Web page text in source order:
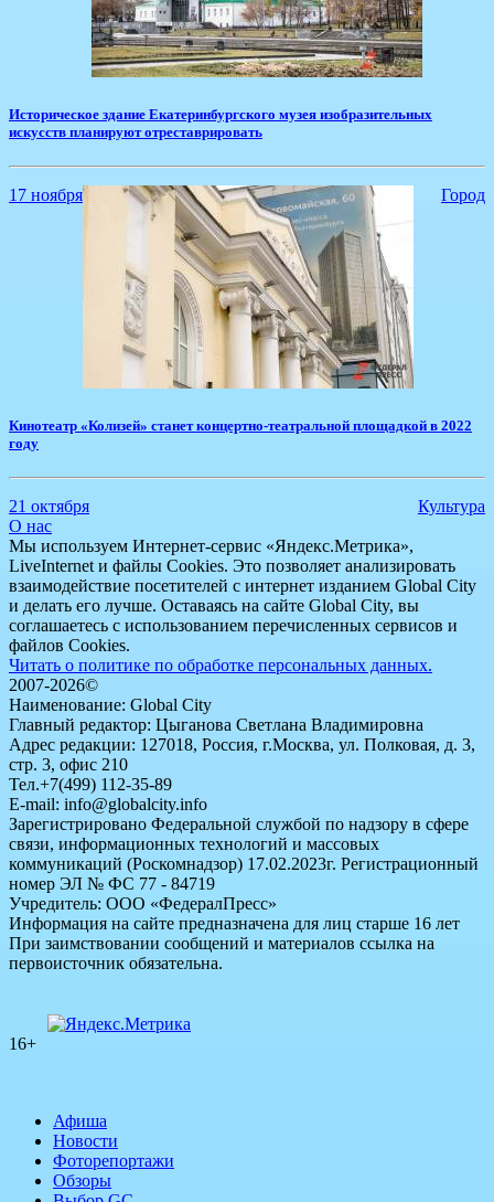
​Историческое здание Екатеринбургского музея изобразительных
искусств планируют отреставрировать
17 ноября Город
Кинотеатр «Колизей» станет концертно-театральной площадкой в 2022
году
21 октября
Культура
О нас
Мы используем Интернет-сервис «Яндекс.Метрика»,
LiveInternet и файлы Cookies. Это позволяет анализировать
взаимодействие посетителей с интернет изданием Global City
и делать его лучше. Оставаясь на сайте Global City, вы
соглашаетесь с использованием перечисленных сервисов и
файлов Cookies.
Читать о политике по обработке персональных данных.
2007-2026©
Наименование: Global City
Главный редактор: Цыганова Светлана Владимировна
Адрес редакции: 127018, Россия, г.Москва, ул. Полковая, д. 3,
стр. 3, офис 210
Тел.+7(499) 112-35-89
E-mail: info@globalcity.info
Зарегистрировано Федеральной службой по надзору в сфере
связи, информационных технологий и массовых
коммуникаций (Роскомнадзор) 17.02.2023г. Регистрационный
номер ЭЛ № ФС 77 - 84719
Учредитель: ООО «ФедералПресс»
Информация на сайте предназначена для лиц старше 16 лет
При заимствовании сообщений и материалов ссылка на
первоисточник обязательна.
16+
Афиша
Новости
Фоторепортажи
Обзоры